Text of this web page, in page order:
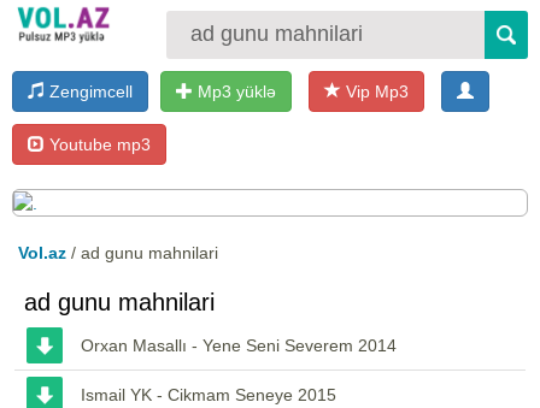
Zengimcell Mp3 yüklə Vip Mp3
Youtube mp3
Vol.az / ad gunu mahnilari
ad gunu mahnilari
Orxan Masallı - Yene Seni Severem 2014
Ismail YK - Cikmam Seneye 2015